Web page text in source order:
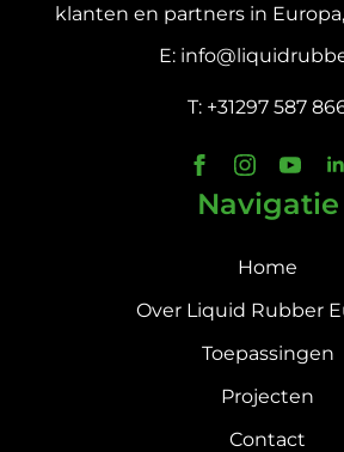
klanten en partners in
E:
T: +31297 587
Navigatie
Home
Over Liquid Rubber
Toepassingen
Projecten
Contact